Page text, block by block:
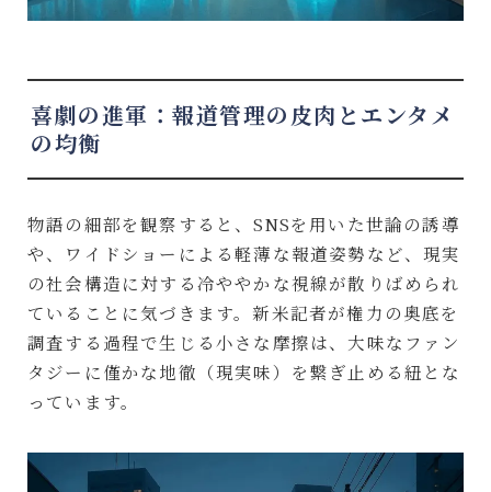
喜劇の進軍：報道管理の皮肉とエンタメ
の均衡
物語の細部を観察すると、SNSを用いた世論の誘導
や、ワイドショーによる軽薄な報道姿勢など、現実
の社会構造に対する冷ややかな視線が散りばめられ
ていることに気づきます。新米記者が権力の奥底を
調査する過程で生じる小さな摩擦は、大味なファン
タジーに僅かな地徹（現実味）を繋ぎ止める紐とな
っています。